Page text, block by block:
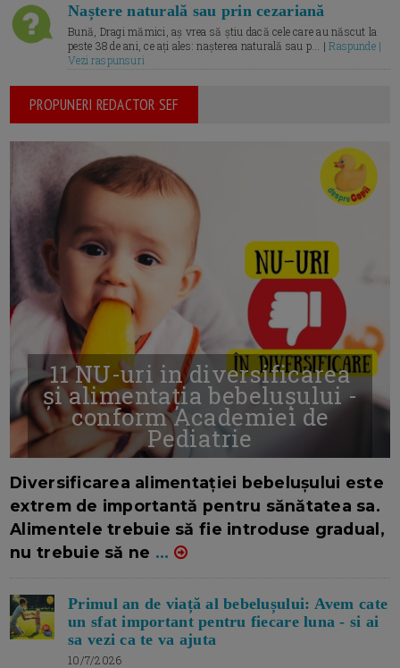
Naștere naturală sau prin cezariană
Bună, Dragi mămici, aș vrea să știu dacă cele care au născut la
peste 38 de ani, ce ați ales: nașterea naturală sau p... |Raspunde |
Vezi raspunsuri
PROPUNERI REDACTOR SEF
11 NU-uri in diversificarea
și alimentația bebelușului -
conform Academiei de
Pediatrie
Diversificarea alimentației bebelușului este
extrem de importantă pentru sănătatea sa.
Alimentele trebuie să fie introduse gradual,
nu trebuie să ne ...
Primul an de viață al bebelușului: Avem cate
un sfat important pentru fiecare luna - si ai
sa vezi ca te va ajuta
10/7/2026